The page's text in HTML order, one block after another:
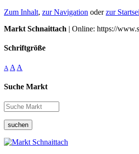
Zum Inhalt, zur Navigation oderzur
Markt Schnaittach | Online: https://
Schriftgröße
A A A
Suche Markt
suchen